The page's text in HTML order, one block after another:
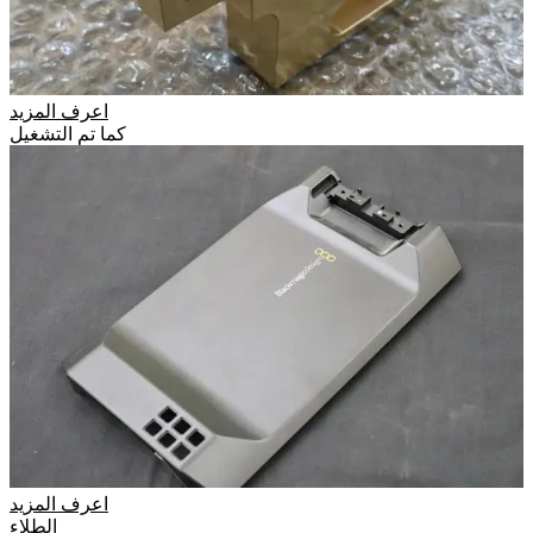
اعرف المزيد
كما تم التشغيل
اعرف المزيد
الطلاء